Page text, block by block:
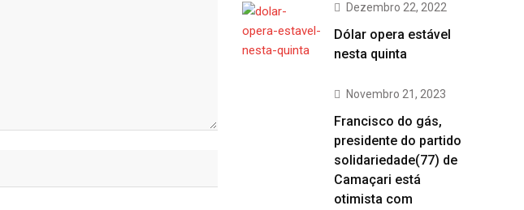
Dezembro 22, 2022
Dólar opera estável
nesta quinta
Novembro 21, 2023
Francisco do gás,
presidente do partido
solidariedade(77) de
Camaçari está
otimista com